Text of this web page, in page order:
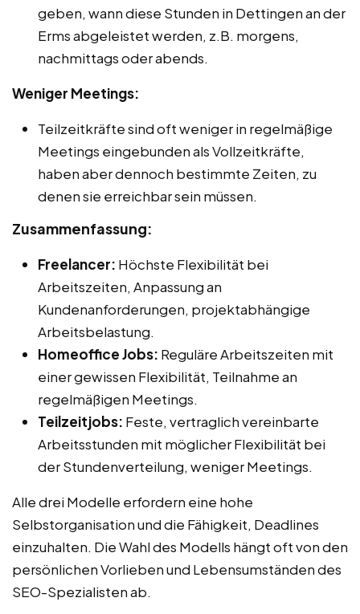
geben, wann diese Stunden in Dettingen an der
Erms abgeleistet werden, z.B. morgens,
nachmittags oder abends.
Weniger Meetings:
Teilzeitkräfte sind oft weniger in regelmäßige
Meetings eingebunden als Vollzeitkräfte,
haben aber dennoch bestimmte Zeiten, zu
denen sie erreichbar sein müssen.
Zusammenfassung:
Freelancer: Höchste Flexibilität bei
Arbeitszeiten, Anpassung an
Kundenanforderungen, projektabhängige
Arbeitsbelastung.
Homeoffice Jobs: Reguläre Arbeitszeiten mit
einer gewissen Flexibilität, Teilnahme an
regelmäßigen Meetings.
Teilzeitjobs: Feste, vertraglich vereinbarte
Arbeitsstunden mit möglicher Flexibilität bei
der Stundenverteilung, weniger Meetings.
Alle drei Modelle erfordern eine hohe
Selbstorganisation und die Fähigkeit, Deadlines
einzuhalten. Die Wahl des Modells hängt oft von den
persönlichen Vorlieben und Lebensumständen des
SEO-Spezialisten ab.